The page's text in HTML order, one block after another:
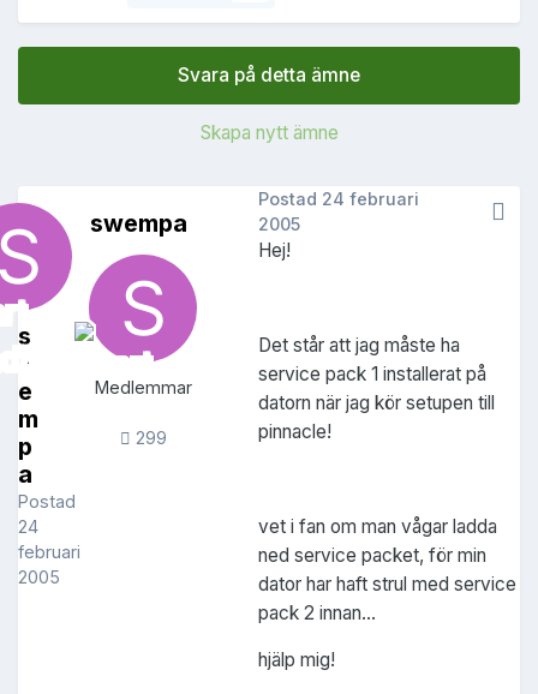
Svara på detta ämne
Skapa nytt ämne
s
w
e
m
p
a
Postad
24
februari
2005
swempa
Medlemmar
299
Postad 24 februari
2005
Hej!
Det står att jag måste ha
service pack 1 installerat på
datorn när jag kör setupen till
pinnacle!
vet i fan om man vågar ladda
ned service packet, för min
dator har haft strul med service
pack 2 innan...
hjälp mig!